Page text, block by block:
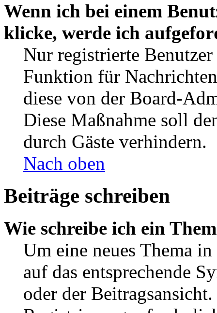
Wenn ich bei einem
klicke, werde ich
Nur registrierte
Funktion für
diese von der Board-
Diese Maßnahme soll
durch Gäste verhindern.
Nach oben
Beiträge schreiben
Wie schreibe ich ein
Um eine neues Thema
auf das entsprechende
oder der